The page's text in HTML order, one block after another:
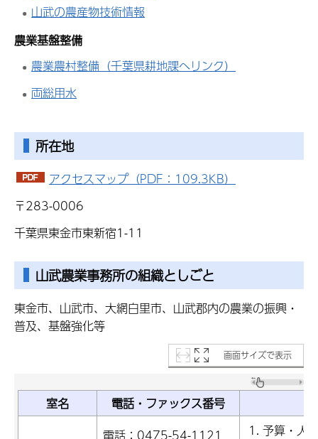
山武の農産物技術情報
農業基盤整備
農業農村整備（千葉県耕地課へリンク）
両総用水
所在地
アクセスマップ（PDF：109.3KB）
〒283-0006
千葉県東金市東新宿1-11
山武農業事務所の組織としごと
東金市、山武市、大網白里市、山武郡内の農業の振興・
普及、基盤強化等
画面サイズで表示
室名
電話・ファックス番号
電話：0475-54-1121
予算・人